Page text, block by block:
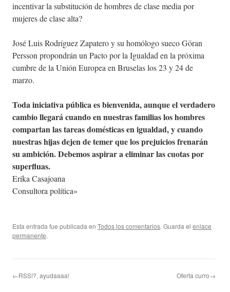
incentivar la substitución de hombres de clase media por
mujeres de clase alta?
José Luis Rodríguez Zapatero y su homólogo sueco Göran
Persson propondrán un Pacto por la Igualdad en la próxima
cumbre de la Unión Europea en Bruselas los 23 y 24 de
marzo.
Toda iniciativa pública es bienvenida, aunque el verdadero
cambio llegará cuando en nuestras familias los hombres
compartan las tareas domésticas en igualdad, y cuando
nuestras hijas dejen de temer que los prejuicios frenarán
su ambición. Debemos aspirar a eliminar las cuotas por
superfluas.
Erika Casajoana
Consultora política»
Esta entrada fue publicada en Todos los comentarios. Guarda el enlace
permanente.
←RSS!?, ayudaaaa! Oferta curro→